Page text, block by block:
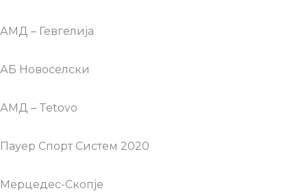
АМД – Гевгелија
АБ Новоселски
АМД – Tetovo
Пауер Спорт Систем 2020
Мерцедес-Скопје